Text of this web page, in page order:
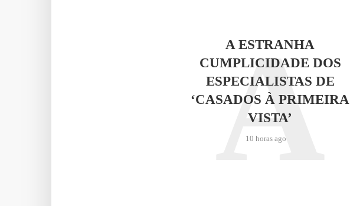
A ESTRANHA
CUMPLICIDADE DOS
ESPECIALISTAS DE
‘CASADOS À PRIMEIRA
VISTA’
10 horas ago
A